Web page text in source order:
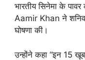
भारतीय सिनेमा के
Aamir Khan ने
घोषणा की।
उन्होंने कहा “इन 15